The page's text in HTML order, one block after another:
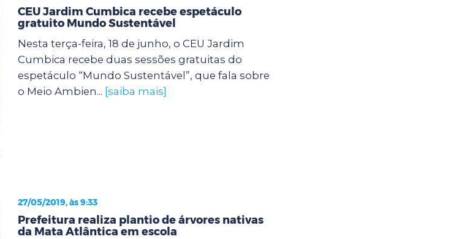
CEU Jardim Cumbica recebe espetáculo
gratuito Mundo Sustentável
Nesta terça-feira, 18 de junho, o CEU Jardim
Cumbica recebe duas sessões gratuitas do
espetáculo “Mundo Sustentável”, que fala sobre
o Meio Ambien... [saiba mais]
27/05/2019, às 9:33
Prefeitura realiza plantio de árvores nativas
da Mata Atlântica em escola